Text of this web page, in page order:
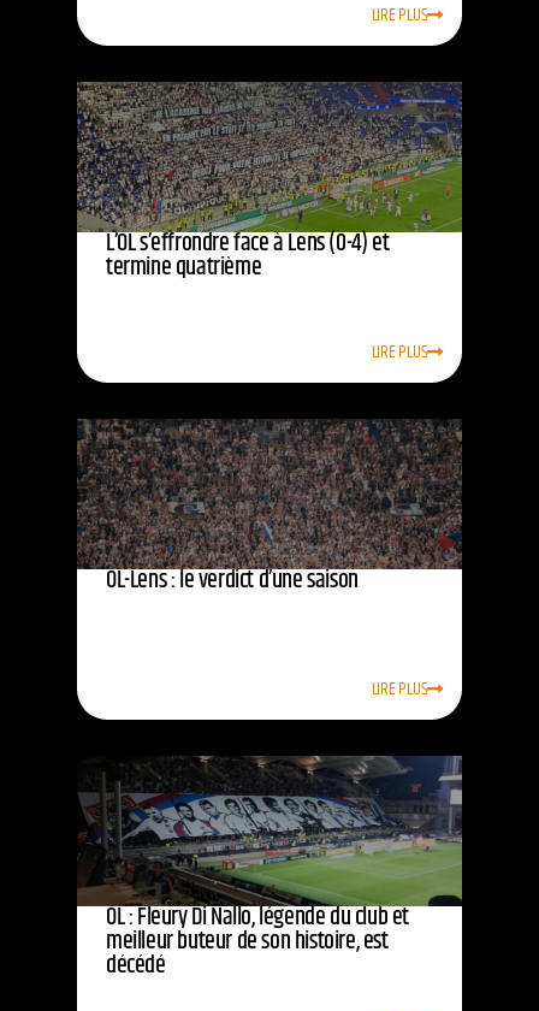
LIRE PLUS
L’OL s’effrondre face à Lens (0-4) et
termine quatrième
LIRE PLUS
OL-Lens : le verdict d’une saison
LIRE PLUS
OL : Fleury Di Nallo, légende du club et
meilleur buteur de son histoire, est
décédé